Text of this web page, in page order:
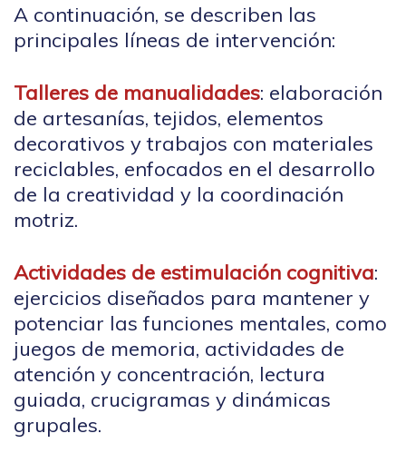
A continuación, se describen las
principales líneas de intervención:
Talleres de manualidades: elaboración
de artesanías, tejidos, elementos
decorativos y trabajos con materiales
reciclables, enfocados en el desarrollo
de la creatividad y la coordinación
motriz.
Actividades de estimulación cognitiva:
ejercicios diseñados para mantener y
potenciar las funciones mentales, como
juegos de memoria, actividades de
atención y concentración, lectura
guiada, crucigramas y dinámicas
grupales.